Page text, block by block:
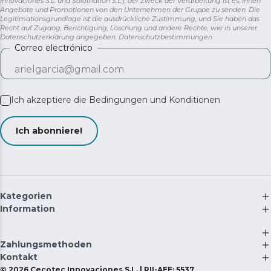
ermöglichen es Ihnen, die Klimaanlage auf einfache,
bequeme und mühelose Weise von einem Raum in
einen anderen zu bewegen.
Angebote und Promotionen von den Unternehmen der Gruppe zu senden. Die
Legitimationsgrundlage ist die ausdrückliche Zustimmung, und Sie haben das
Recht auf Zugang, Berichtigung, Löschung und andere Rechte, wie in unserer
Datenschutzerklärung angegeben. Datenschutzbestimmungen
Correo electrónico
Ich akzeptiere die Bedingungen und Konditionen
Ich abonniere!
Kategorien
Information
Zahlungsmethoden
Kontakt